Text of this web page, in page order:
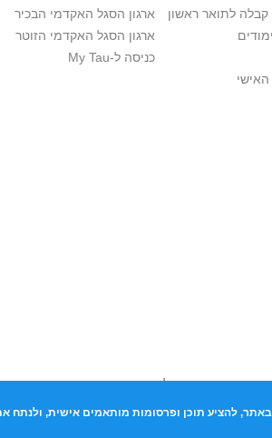
קבלה לתואר ראשון
האישי
ארגון הסגל האקדמי הבכיר
ארגון הסגל האקדמי הזוטר
כניסה ל-My Tau
יוצרים. אם בבעלותך זכויות יוצרים בתכנים
להציע תוכן ופרסומות מותאמים אישית, ולנתח